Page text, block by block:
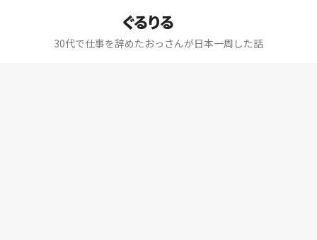
ぐるりる
30代で仕事を辞めたおっさんが日本一周した話